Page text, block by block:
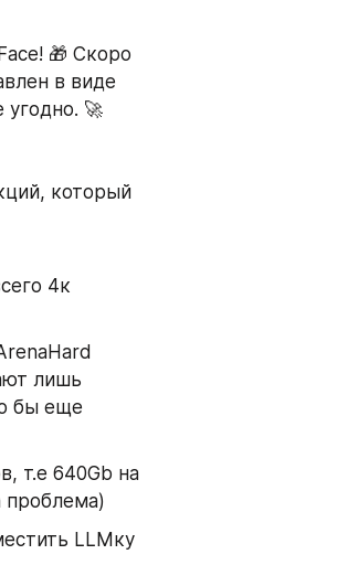
🎁 Скоро
в виде
🚀
который
4к
лишь
бы еще
т.е 640Gb на
проблема)
LLMку